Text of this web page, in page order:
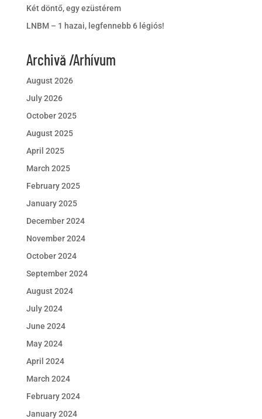
Két döntő, egy ezüstérem
LNBM – 1 hazai, legfennebb 6 légiós!
Archivă /Arhívum
August 2026
July 2026
October 2025
August 2025
April 2025
March 2025
February 2025
January 2025
December 2024
November 2024
October 2024
September 2024
August 2024
July 2024
June 2024
May 2024
April 2024
March 2024
February 2024
January 2024